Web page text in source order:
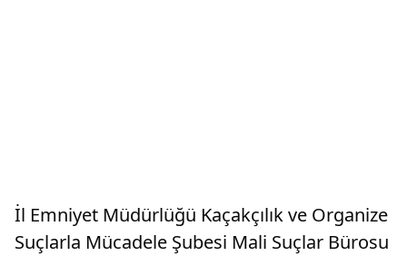
İl Emniyet Müdürlüğü Kaçakçılık ve Organize
Suçlarla Mücadele Şubesi Mali Suçlar Bürosu